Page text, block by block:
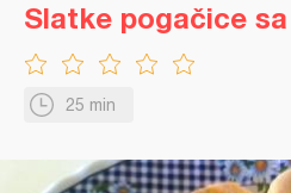
25 min
Slatke pogačice